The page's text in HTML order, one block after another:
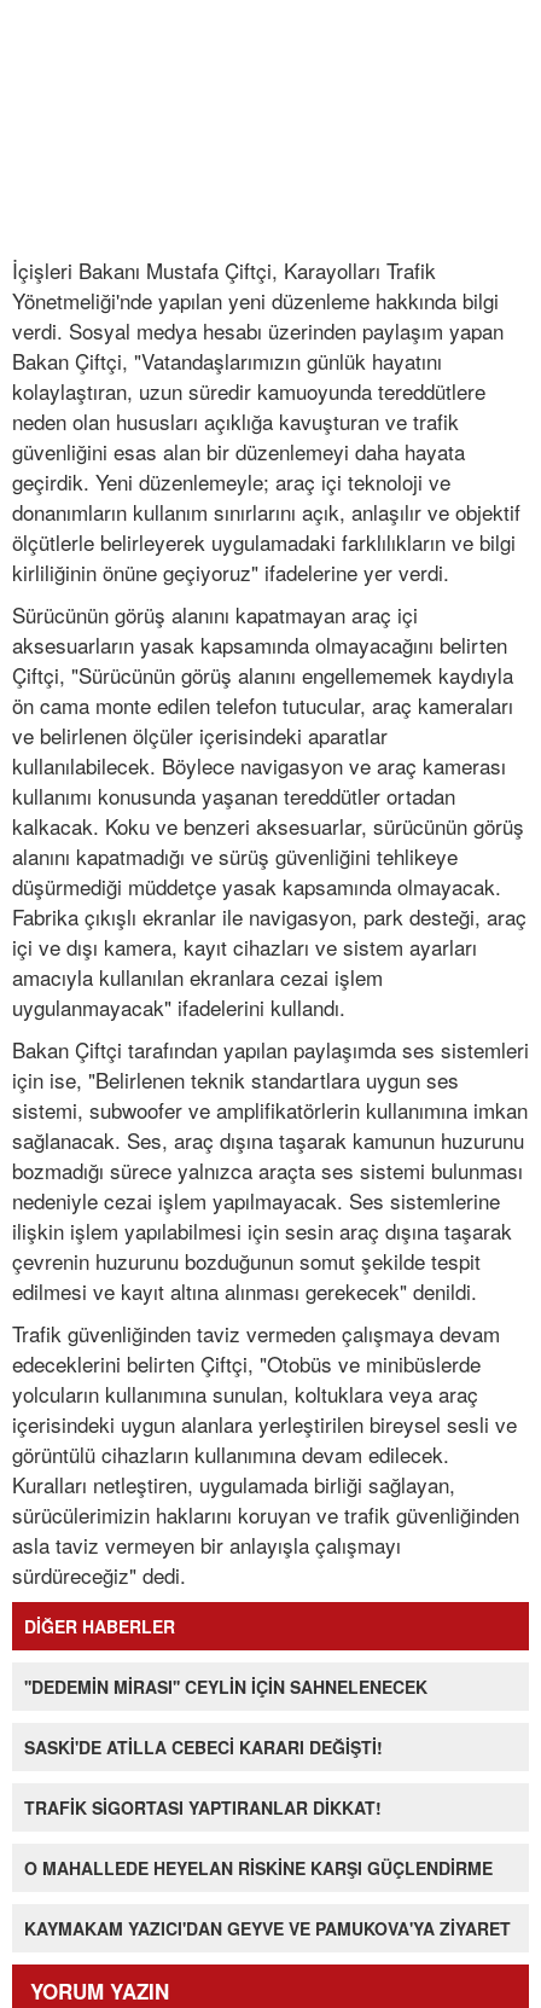
İçişleri Bakanı Mustafa Çiftçi, Karayolları Trafik
Yönetmeliği'nde yapılan yeni düzenleme hakkında bilgi
verdi. Sosyal medya hesabı üzerinden paylaşım yapan
Bakan Çiftçi, "Vatandaşlarımızın günlük hayatını
kolaylaştıran, uzun süredir kamuoyunda tereddütlere
neden olan hususları açıklığa kavuşturan ve trafik
güvenliğini esas alan bir düzenlemeyi daha hayata
geçirdik. Yeni düzenlemeyle; araç içi teknoloji ve
donanımların kullanım sınırlarını açık, anlaşılır ve objektif
ölçütlerle belirleyerek uygulamadaki farklılıkların ve bilgi
kirliliğinin önüne geçiyoruz" ifadelerine yer verdi.
Sürücünün görüş alanını kapatmayan araç içi
aksesuarların yasak kapsamında olmayacağını belirten
Çiftçi, "Sürücünün görüş alanını engellememek kaydıyla
ön cama monte edilen telefon tutucular, araç kameraları
ve belirlenen ölçüler içerisindeki aparatlar
kullanılabilecek. Böylece navigasyon ve araç kamerası
kullanımı konusunda yaşanan tereddütler ortadan
kalkacak. Koku ve benzeri aksesuarlar, sürücünün görüş
alanını kapatmadığı ve sürüş güvenliğini tehlikeye
düşürmediği müddetçe yasak kapsamında olmayacak.
Fabrika çıkışlı ekranlar ile navigasyon, park desteği, araç
içi ve dışı kamera, kayıt cihazları ve sistem ayarları
amacıyla kullanılan ekranlara cezai işlem
uygulanmayacak" ifadelerini kullandı.
Bakan Çiftçi tarafından yapılan paylaşımda ses sistemleri
için ise, "Belirlenen teknik standartlara uygun ses
sistemi, subwoofer ve amplifikatörlerin kullanımına imkan
sağlanacak. Ses, araç dışına taşarak kamunun huzurunu
bozmadığı sürece yalnızca araçta ses sistemi bulunması
nedeniyle cezai işlem yapılmayacak. Ses sistemlerine
ilişkin işlem yapılabilmesi için sesin araç dışına taşarak
çevrenin huzurunu bozduğunun somut şekilde tespit
edilmesi ve kayıt altına alınması gerekecek" denildi.
Trafik güvenliğinden taviz vermeden çalışmaya devam
edeceklerini belirten Çiftçi, "Otobüs ve minibüslerde
yolcuların kullanımına sunulan, koltuklara veya araç
içerisindeki uygun alanlara yerleştirilen bireysel sesli ve
görüntülü cihazların kullanımına devam edilecek.
Kuralları netleştiren, uygulamada birliği sağlayan,
sürücülerimizin haklarını koruyan ve trafik güvenliğinden
asla taviz vermeyen bir anlayışla çalışmayı
sürdüreceğiz" dedi.
DİĞER HABERLER
''DEDEMİN MİRASI'' CEYLİN İÇİN SAHNELENECEK
SASKİ'DE ATİLLA CEBECİ KARARI DEĞİŞTİ!
TRAFİK SİGORTASI YAPTIRANLAR DİKKAT!
O MAHALLEDE HEYELAN RİSKİNE KARŞI GÜÇLENDİRME
KAYMAKAM YAZICI'DAN GEYVE VE PAMUKOVA'YA ZİYARET
YORUM YAZIN